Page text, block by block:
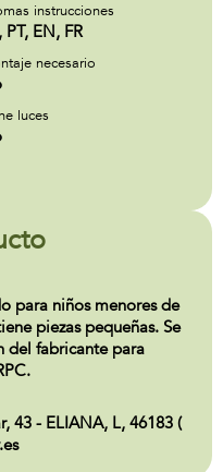
instrucciones
PT, EN, FR
necesario
luces
para niños menores de
piezas pequeñas. Se
del fabricante para
43 - ELIANA, L, 46183 (